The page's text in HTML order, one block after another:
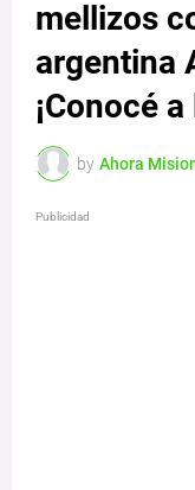
mellizos
argentina
¡Conocé
by Ahora
Publicidad